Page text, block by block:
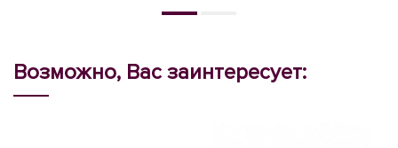
Возможно, Вас заинтересует: